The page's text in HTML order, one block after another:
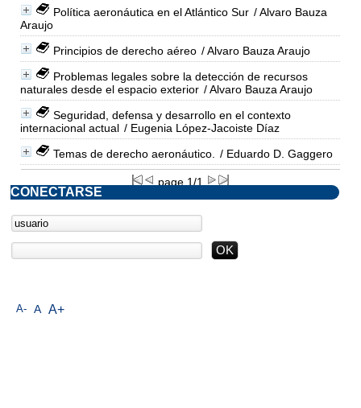
Política aeronáutica en el Atlántico Sur / Alvaro Bauza
Araujo
Principios de derecho aéreo / Alvaro Bauza Araujo
Problemas legales sobre la detección de recursos
naturales desde el espacio exterior / Alvaro Bauza Araujo
Seguridad, defensa y desarrollo en el contexto
internacional actual / Eugenia López-Jacoiste Díaz
Temas de derecho aeronáutico.
/ Eduardo D. Gaggero
page 1/1
A- A A+
CONECTARSE